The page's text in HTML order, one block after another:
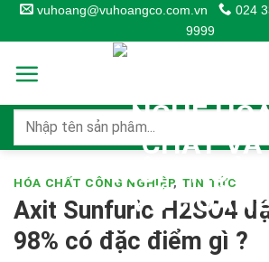
Skip
to
content
vuhoang@vuhoangco.com.vn 024
9999
HÓA CHẤT CÔNG NGHIỆP, TIN TỨC
Axit Sunfuric H2SO4
98% có đặc điểm gì ?